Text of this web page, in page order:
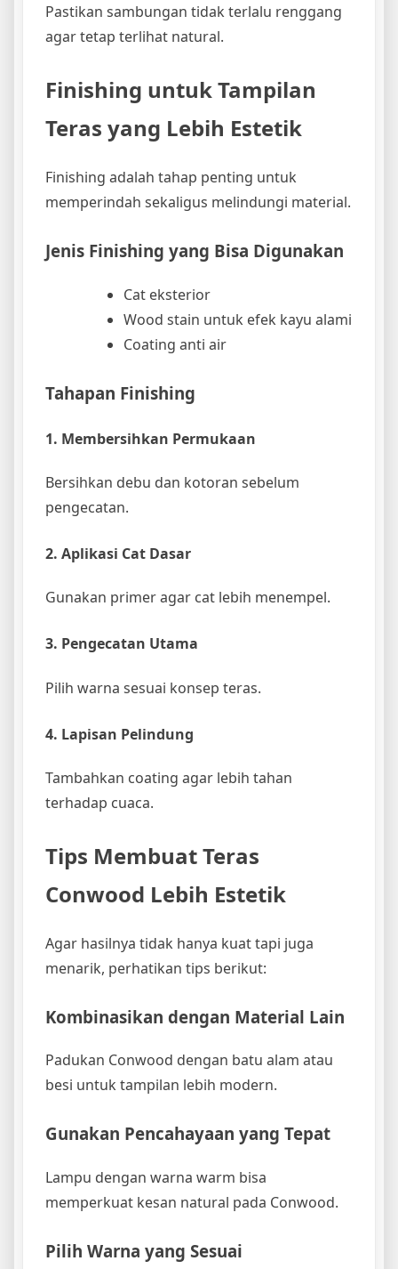
Pastikan sambungan tidak terlalu renggang
agar tetap terlihat natural.
Finishing untuk Tampilan
Teras yang Lebih Estetik
Finishing adalah tahap penting untuk
memperindah sekaligus melindungi material.
Jenis Finishing yang Bisa Digunakan
Cat eksterior
Wood stain untuk efek kayu alami
Coating anti air
Tahapan Finishing
1. Membersihkan Permukaan
Bersihkan debu dan kotoran sebelum
pengecatan.
2. Aplikasi Cat Dasar
Gunakan primer agar cat lebih menempel.
3. Pengecatan Utama
Pilih warna sesuai konsep teras.
4. Lapisan Pelindung
Tambahkan coating agar lebih tahan
terhadap cuaca.
Tips Membuat Teras
Conwood Lebih Estetik
Agar hasilnya tidak hanya kuat tapi juga
menarik, perhatikan tips berikut:
Kombinasikan dengan Material Lain
Padukan Conwood dengan batu alam atau
besi untuk tampilan lebih modern.
Gunakan Pencahayaan yang Tepat
Lampu dengan warna warm bisa
memperkuat kesan natural pada Conwood.
Pilih Warna yang Sesuai